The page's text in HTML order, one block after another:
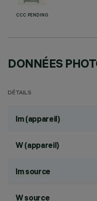
CCC PENDING
DONNÉES
DÉTAILS
lm (appareil)
W (appareil)
lm source
W source